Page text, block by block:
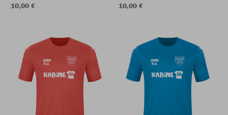
10,00 €
10,00 €